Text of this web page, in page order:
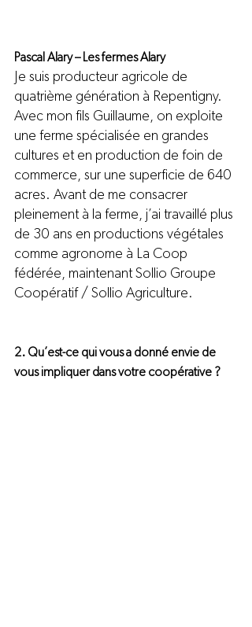
Pascal Alary – Les fermes Alary
Je suis producteur agricole de
quatrième génération à Repentigny.
Avec mon fils Guillaume, on exploite
une ferme spécialisée en grandes
cultures et en production de foin de
commerce, sur une superficie de 640
acres. Avant de me consacrer
pleinement à la ferme, j’ai travaillé plus
de 30 ans en productions végétales
comme agronome à La Coop
fédérée, maintenant Sollio Groupe
Coopératif / Sollio Agriculture.
2. Qu’est-ce qui vous a donné envie de
vous impliquer dans votre coopérative ?